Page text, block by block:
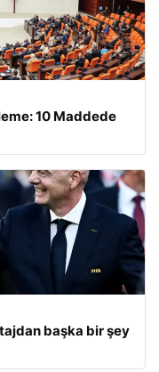
10 Maddede
başka bir şey